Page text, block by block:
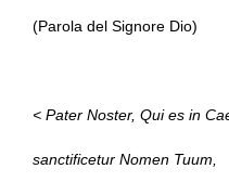
(Parola del Signore Dio)
< Pater Noster, Qui es in
sanctificetur Nomen Tuum,